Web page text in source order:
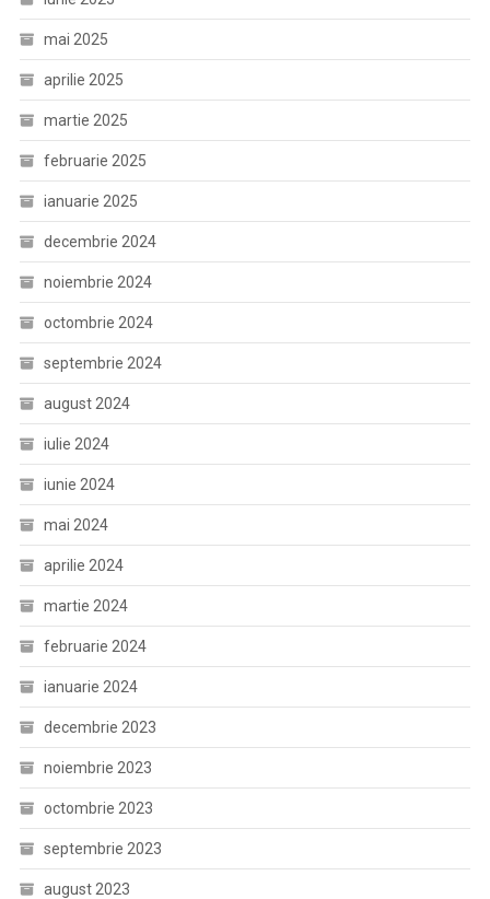
mai 2025
aprilie 2025
martie 2025
februarie 2025
ianuarie 2025
decembrie 2024
noiembrie 2024
octombrie 2024
septembrie 2024
august 2024
iulie 2024
iunie 2024
mai 2024
aprilie 2024
martie 2024
februarie 2024
ianuarie 2024
decembrie 2023
noiembrie 2023
octombrie 2023
septembrie 2023
august 2023